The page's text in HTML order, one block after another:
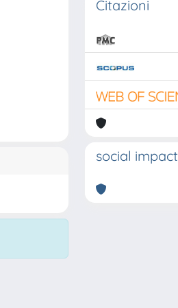
Citazioni
social impact